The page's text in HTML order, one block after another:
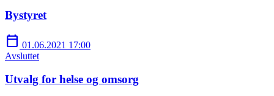
Bystyret
calendar_today 01.06.2021 17:00
Avsluttet
Utvalg for helse og omsorg